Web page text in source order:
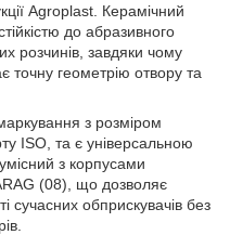
Agroplast. Керамічний
до абразивного
розчинів, завдяки чому
точну геометрію отвору та
з розміром
ISO, та є універсальною
з корпусами
(08), що дозволяє
сучасних обприскувачів без